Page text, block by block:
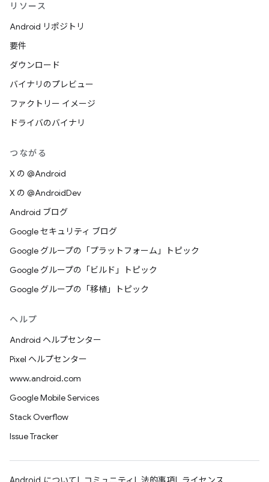
リソース
Android リポジトリ
要件
ダウンロード
バイナリのプレビュー
ファクトリー イメージ
ドライバのバイナリ
つながる
X の @Android
X の @AndroidDev
Android ブログ
Google セキュリティ ブログ
Google グループの「プラットフォーム」トピック
Google グループの「ビルド」トピック
Google グループの「移植」トピック
ヘルプ
Android ヘルプセンター
Pixel ヘルプセンター
www.android.com
Google Mobile Services
Stack Overflow
Issue Tracker